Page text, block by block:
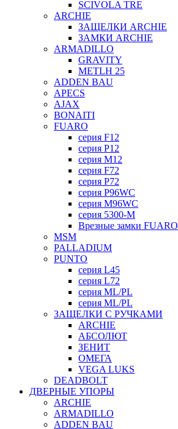
SCIVOLA TRE
ARCHIE
ЗАЩЕЛКИ ARCHIE
ЗАМКИ ARCHIE
ARMADILLO
GRAVITY
METLH 25
ADDEN BAU
APECS
AJAX
BONAITI
FUARO
серия F12
серия P12
серия M12
серия F72
серия P72
серия P96WC
серия M96WC
серия 5300-M
Врезные замки FUARO
MSM
PALLADIUM
PUNTO
серия L45
серия L72
серия ML/PL
серия ML/PL
ЗАЩЕЛКИ С РУЧКАМИ
ARCHIE
АБСОЛЮТ
ЗЕНИТ
ОМЕГА
VEGA LUKS
DEADBOLT
ДВЕРНЫЕ УПОРЫ
ARCHIE
ARMADILLO
ADDEN BAU